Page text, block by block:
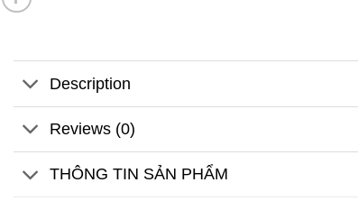
Description
Reviews (0)
THÔNG TIN SẢN PHẨM